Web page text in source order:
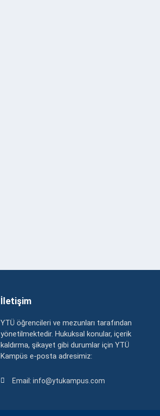
İletişim
YTÜ öğrencileri ve mezunları tarafından
yönetilmektedir. Hukuksal konular, içerik
kaldırma, şikayet gibi durumlar için YTÜ
Kampüs e-posta adresimiz:
Email: info@ytukampus.com